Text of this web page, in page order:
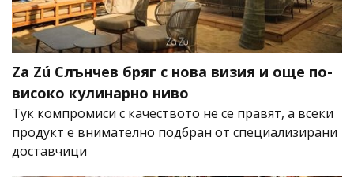
Za Zú Слънчев бряг с нова визия и още по-
високо кулинарно ниво
Тук компромиси с качеството не се правят, а всеки
продукт е внимателно подбран от специализирани
доставчици